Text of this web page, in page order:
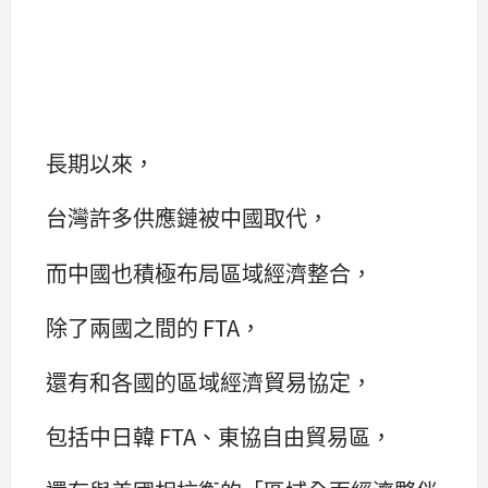
長期以來，
台灣許多供應鏈被中國取代，
而中國也積極布局區域經濟整合，
除了兩國之間的 FTA，
還有和各國的區域經濟貿易協定，
包括中日韓 FTA、東協自由貿易區，